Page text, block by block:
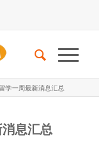
学一周最新消息汇总
息汇总